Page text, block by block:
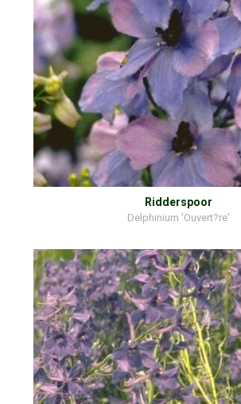
Ridderspoor
Delphinium 'Ouvert?re'